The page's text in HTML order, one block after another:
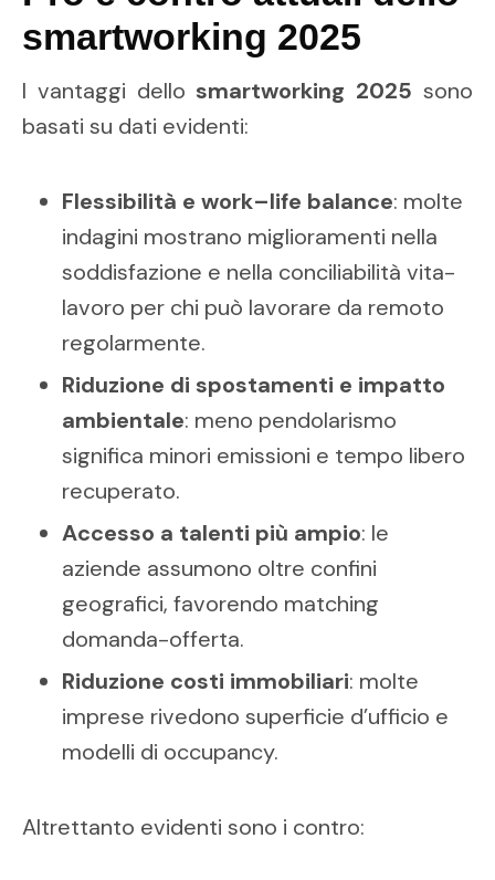
smartworking 2025
I vantaggi dello smartworking 2025 sono
basati su dati evidenti:
Flessibilità e work–life balance: molte
indagini mostrano miglioramenti nella
soddisfazione e nella conciliabilità vita-
lavoro per chi può lavorare da remoto
regolarmente.
Riduzione di spostamenti e impatto
ambientale: meno pendolarismo
significa minori emissioni e tempo libero
recuperato.
Accesso a talenti più ampio: le
aziende assumono oltre confini
geografici, favorendo matching
domanda-offerta.
Riduzione costi immobiliari: molte
imprese rivedono superficie d’ufficio e
modelli di occupancy.
Altrettanto evidenti sono i contro: